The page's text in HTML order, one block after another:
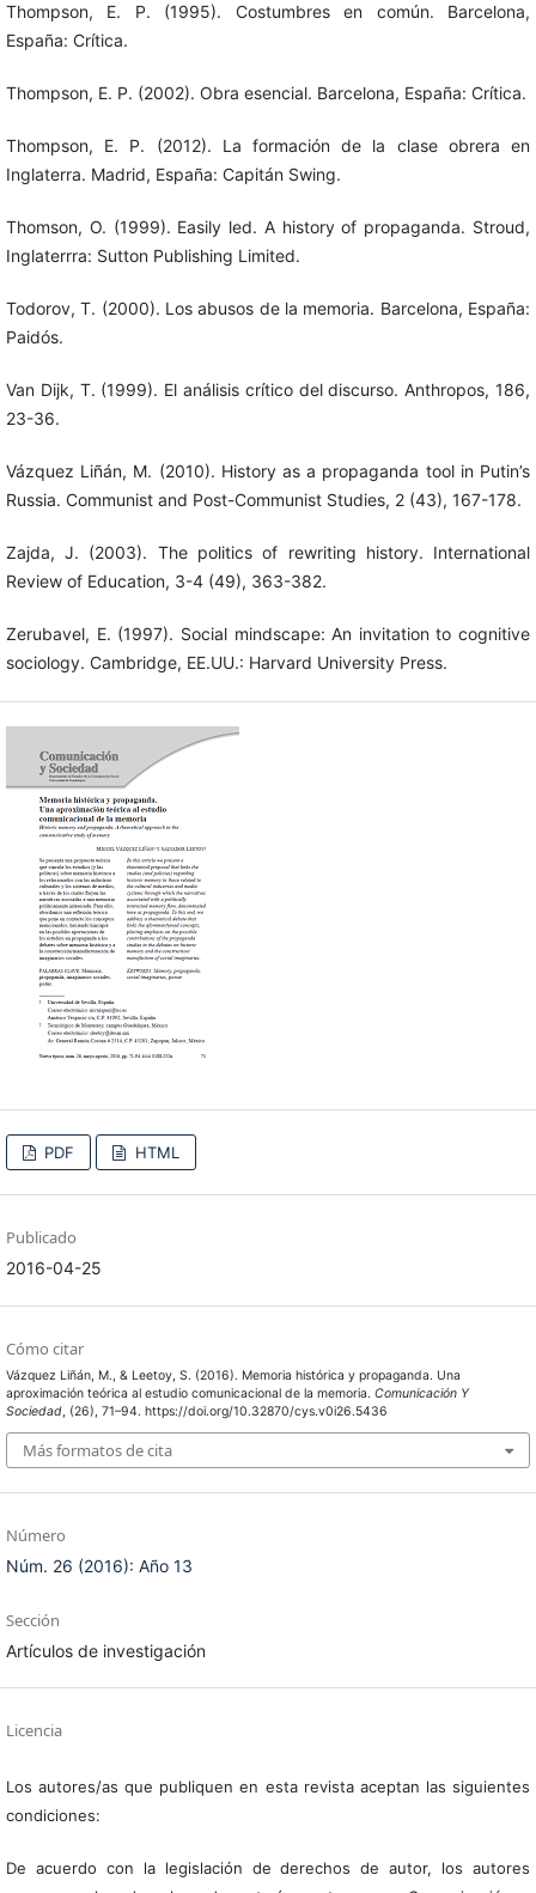
Thompson, E. P. (1995). Costumbres en común. Barcelona,
España: Crítica.
Thompson, E. P. (2002). Obra esencial. Barcelona, España: Crítica.
Thompson, E. P. (2012). La formación de la clase obrera en
Inglaterra. Madrid, España: Capitán Swing.
Thomson, O. (1999). Easily led. A history of propaganda. Stroud,
Inglaterrra: Sutton Publishing Limited.
Todorov, T. (2000). Los abusos de la memoria. Barcelona, España:
Paidós.
Van Dijk, T. (1999). El análisis crítico del discurso. Anthropos, 186,
23-36.
Vázquez Liñán, M. (2010). History as a propaganda tool in Putin’s
Russia. Communist and Post-Communist Studies, 2 (43), 167-178.
Zajda, J. (2003). The politics of rewriting history. International
Review of Education, 3-4 (49), 363-382.
Zerubavel, E. (1997). Social mindscape: An invitation to cognitive
sociology. Cambridge, EE.UU.: Harvard University Press.
PDF HTML
Publicado
2016-04-25
Cómo citar
Vázquez Liñán, M., & Leetoy, S. (2016). Memoria histórica y propaganda. Una
aproximación teórica al estudio comunicacional de la memoria. Comunicación Y
Sociedad, (26), 71–94. https://doi.org/10.32870/cys.v0i26.5436
Más formatos de cita
Número
Núm. 26 (2016): Año 13
Sección
Artículos de investigación
Licencia
Los autores/as que publiquen en esta revista aceptan las siguientes
condiciones:
De acuerdo con la legislación de derechos de autor, los autores